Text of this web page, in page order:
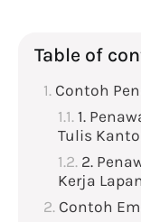
Table of
Contoh
1.
Tulis
2.
Kerja
Contoh